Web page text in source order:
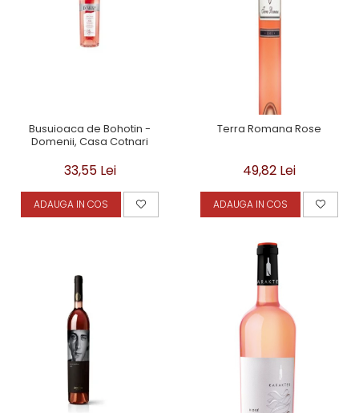
Busuioaca de Bohotin -
Domenii, Casa Cotnari
33,55 Lei
ADAUGA IN COS
Terra Romana Rose
49,82 Lei
ADAUGA IN COS